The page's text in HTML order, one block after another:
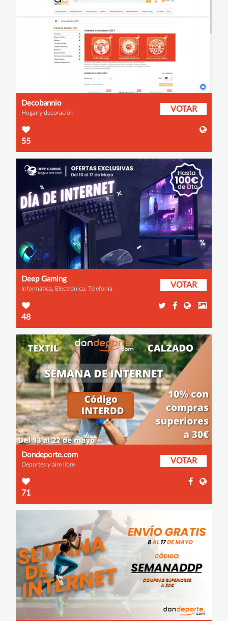
Decobannio
Hogar y decoración VOTAR
55
Deep Gaming
Informática, Electrónica, Telefonía VOTAR
48
Dondeporte.com
Deportes y aire libre VOTAR
71